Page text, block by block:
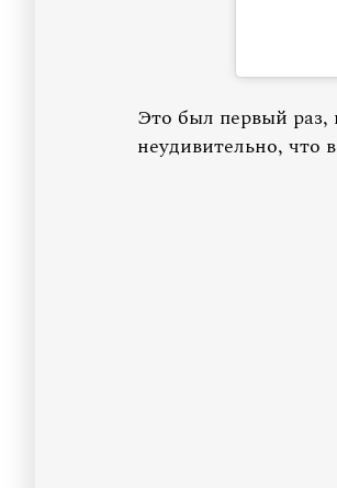
Это был первый раз,
неудивительно, что